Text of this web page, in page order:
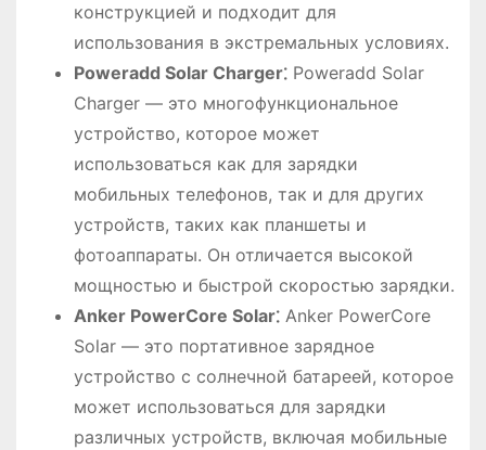
конструкцией и подходит для
использования в экстремальных условиях.
Poweradd Solar Charger⁚Poweradd Solar
Charger ― это многофункциональное
устройство, которое может
использоваться как для зарядки
мобильных телефонов, так и для других
устройств, таких как планшеты и
фотоаппараты. Он отличается высокой
мощностью и быстрой скоростью зарядки.
Anker PowerCore Solar⁚Anker PowerCore
Solar ― это портативное зарядное
устройство с солнечной батареей, которое
может использоваться для зарядки
различных устройств, включая мобильные